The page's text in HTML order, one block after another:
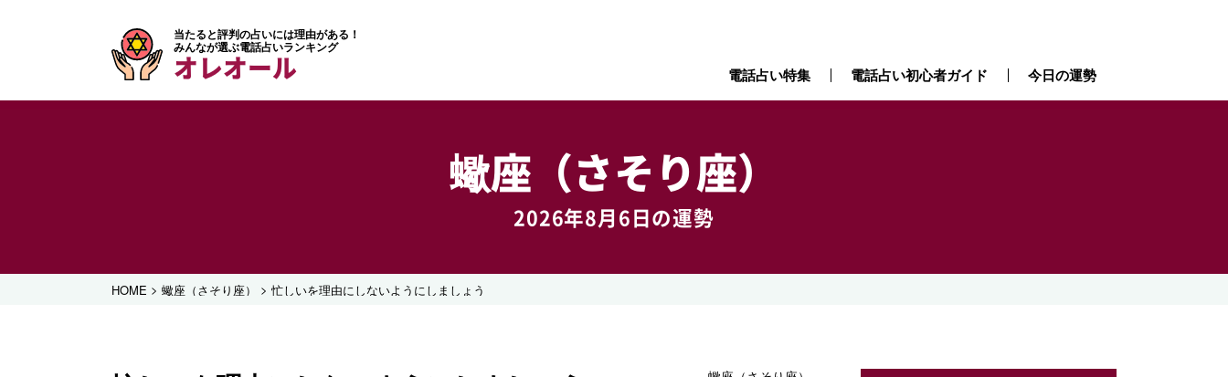
当たると評判の占いには理由がある！
みんなが選ぶ電話占いランキング
オレオール 電話占い特集 電話占い初心者ガイド 今日の運勢
蠍座（さそり座）
2026年8月6日の運勢
HOME > 蠍座（さそり座） > 忙しいを理由にしないようにしましょう